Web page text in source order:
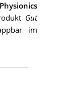
Physionics
Gut
im
HS-1016